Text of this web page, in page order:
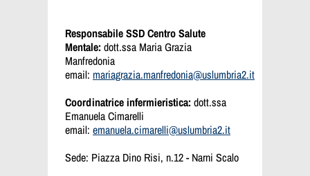
Responsabile SSD Centro Salute
Mentale:dott.ssa Maria Grazia
Manfredonia
email: mariagrazia.manfredonia@uslumbria2.it
Coordinatrice infermieristica:dott.ssa
Emanuela Cimarelli
email: emanuela.cimarelli@uslumbria2.it
Sede: Piazza Dino Risi, n.12 - Narni Scalo